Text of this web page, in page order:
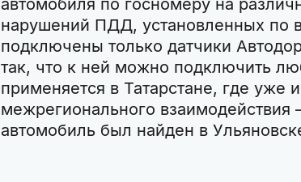
нарушений ПДД, установленных по
подключены только датчики
так, что к ней можно подключить
применяется в Татарстане, где уже
межрегионального взаимодействия
автомобиль был найден в